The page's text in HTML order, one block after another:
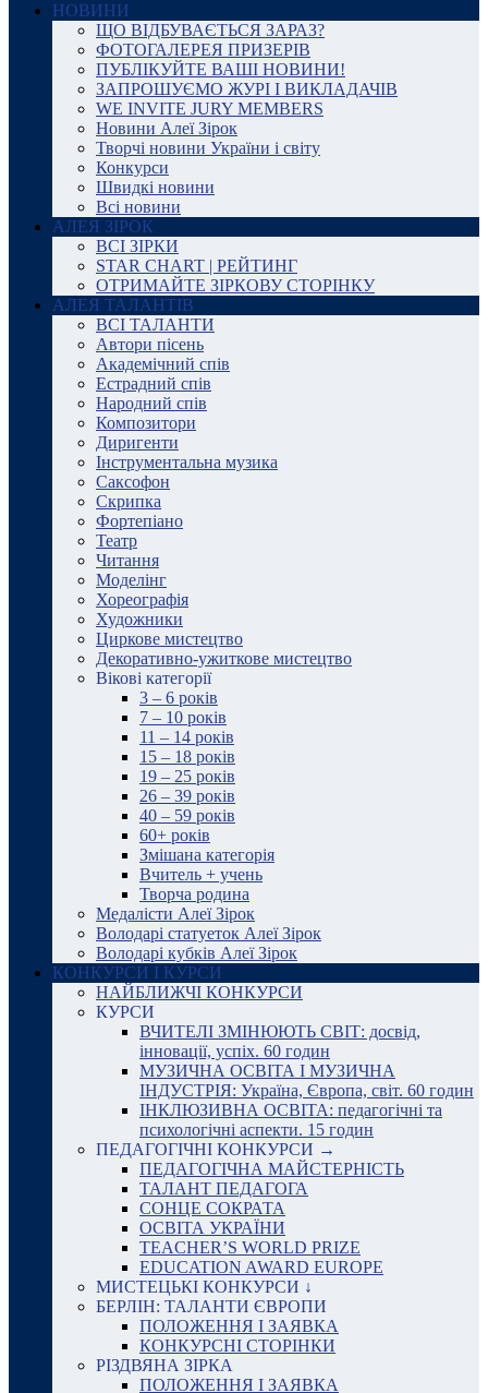
НОВИНИ
ЩО ВІДБУВАЄТЬСЯ ЗАРАЗ?
ФОТОГАЛЕРЕЯ ПРИЗЕРІВ
ПУБЛІКУЙТЕ ВАШІ НОВИНИ!
ЗАПРОШУЄМО ЖУРІ І ВИКЛАДАЧІВ
WE INVITE JURY MEMBERS
Новини Алеї Зірок
Творчі новини України і світу
Конкурси
Швидкі новини
Всі новини
АЛЕЯ ЗІРОК
ВСІ ЗІРКИ
STAR CHART | РЕЙТИНГ
ОТРИМАЙТЕ ЗІРКОВУ СТОРІНКУ
АЛЕЯ ТАЛАНТІВ
ВСІ ТАЛАНТИ
Автори пісень
Академічний спів
Естрадний спів
Народний спів
Композитори
Диригенти
Інструментальна музика
Саксофон
Скрипка
Фортепіано
Театр
Читання
Моделінг
Хореографія
Художники
Циркове мистецтво
Декоративно-ужиткове мистецтво
Вікові категорії
3 – 6 років
7 – 10 років
11 – 14 років
15 – 18 років
19 – 25 років
26 – 39 років
40 – 59 років
60+ років
Змішана категорія
Вчитель + учень
Творча родина
Медалісти Алеї Зірок
Володарі статуеток Алеї Зірок
Володарі кубків Алеї Зірок
КОНКУРСИ І КУРСИ
НАЙБЛИЖЧІ КОНКУРСИ
КУРСИ
ВЧИТЕЛІ ЗМІНЮЮТЬ СВІТ: досвід,
інновації, успіх. 60 годин
МУЗИЧНА ОСВІТА І МУЗИЧНА
ІНДУСТРІЯ: Україна, Європа, світ. 60 годин
ІНКЛЮЗИВНА ОСВІТА: педагогічні та
психологічні аспекти. 15 годин
ПЕДАГОГІЧНІ КОНКУРСИ →
ПЕДАГОГІЧНА МАЙСТЕРНІСТЬ
ТАЛАНТ ПЕДАГОГА
СОНЦЕ СОКРАТА
ОСВІТА УКРАЇНИ
TEACHER’S WORLD PRIZE
EDUCATION AWARD EUROPE
МИСТЕЦЬКІ КОНКУРСИ ↓
БЕРЛІН: ТАЛАНТИ ЄВРОПИ
ПОЛОЖЕННЯ І ЗАЯВКА
КОНКУРСНІ СТОРІНКИ
РІЗДВЯНА ЗІРКА
ПОЛОЖЕННЯ І ЗАЯВКА